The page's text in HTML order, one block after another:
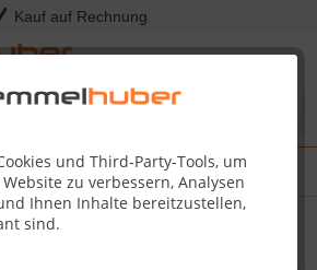
Kauf auf Rechnung
und Third-Party-Tools, um
zu verbessern, Analysen
Ihnen Inhalte bereitzustellen,
sind.
3,50 x 3,20 / 4,40 / 5,30 m